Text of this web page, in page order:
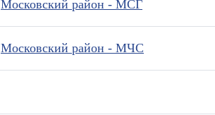
Московский район - МСГ
Московский район - МЧС